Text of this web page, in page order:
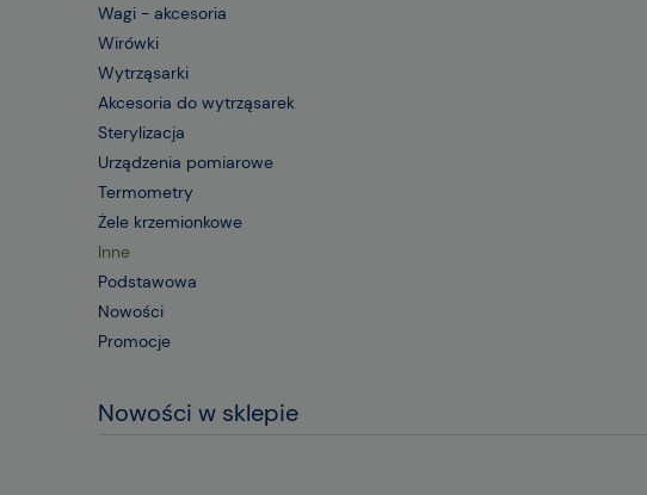
Wagi - akcesoria
Wirówki
Wytrząsarki
Akcesoria do wytrząsarek
Sterylizacja
Urządzenia pomiarowe
Termometry
Żele krzemionkowe
Inne
Podstawowa
Nowości
Promocje
Nowości w sklepie